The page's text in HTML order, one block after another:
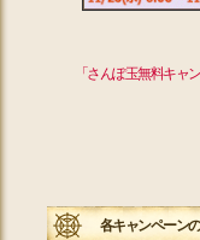
「さんぽ玉無料キ
各キャンペーン